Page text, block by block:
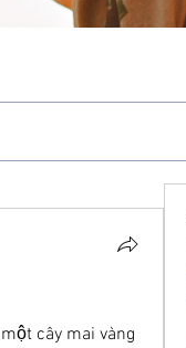
cây mai vàng